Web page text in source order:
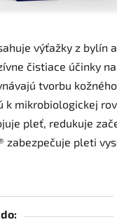
výťažky z bylín
čistiace účinky
tvorbu
k mikrobiologickej
pleť, redukuje
zabezpečuje pleti